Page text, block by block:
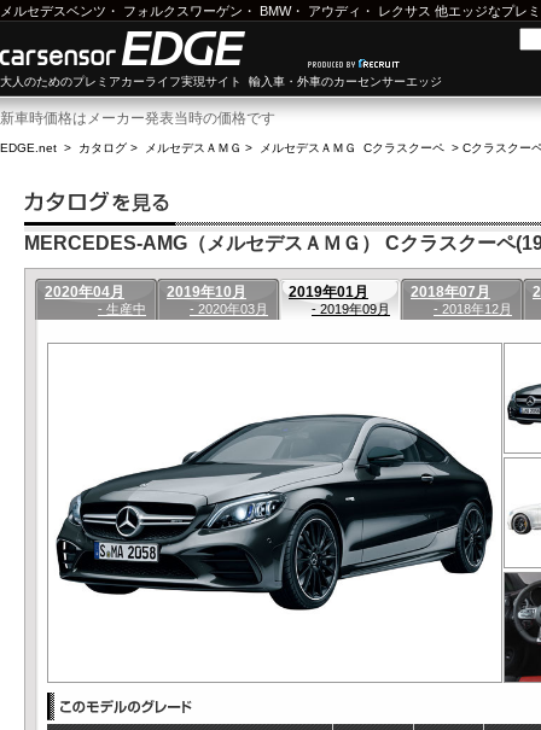
メルセデスベンツ ・ フォルクスワーゲン ・ BMW・ アウディ ・ レクサス 他エッジなプレ
大人のためのプレミアカーライフ実現サイト 輸入車・外車のカーセンサーエッジ
新車時価格はメーカー発表当時の価格です
EDGE.net > カタログ > メルセデスＡＭＧ > メルセデスＡＭＧ Cクラスクーペ > Cクラスクー
MERCEDES-AMG（メルセデスＡＭＧ） Cクラスクーペ
2020年04月
- 生産中
2019年10月
- 2020年03月
2019年01月
- 2019年09月
2018年07月
- 2018年12月